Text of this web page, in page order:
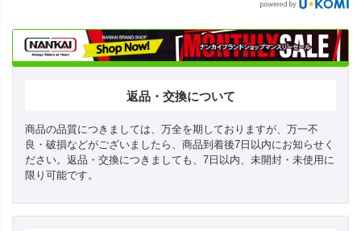
返品・交換について
商品の品質につきましては、万全を期しておりますが、万一不
良・破損などがございましたら、商品到着後7日以内にお知らせく
ださい。返品・交換につきましても、7日以内、未開封・未使用に
限り可能です。